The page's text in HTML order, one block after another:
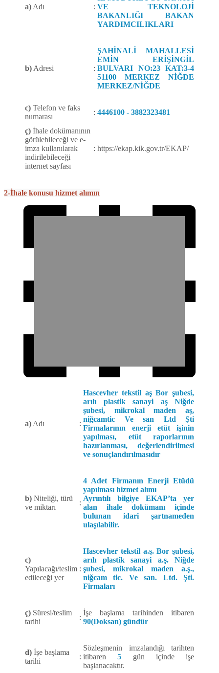
a) Adı : VE TEKNOLOJİ
BAKANLIĞI BAKAN
YARDIMCILIKLARI
b) Adresi :
ŞAHİNALİ MAHALLESİ
EMİN ERİŞİNGİL
BULVARI NO:23 KAT:3-4
51100 MERKEZ NİĞDE
MERKEZ/NİĞDE
c) Telefon ve faks
numarası
: 4446100 - 3882323481
ç) İhale dokümanının
görülebileceği ve e-
imza kullanılarak
indirilebileceği
internet sayfası
: https://ekap.kik.gov.tr/EKAP/
2-İhale konusu hizmet alımın
a) Adı :
Hascevher tekstil aş Bor şubesi,
arılı plastik sanayi aş Niğde
şubesi, mikrokal maden aş,
niğcamtic Ve san Ltd Şti
Firmalarının enerji etüt işinin
yapılması, etüt raporlarının
hazırlanması, değerlendirilmesi
ve sonuçlandırılmasıdır
b) Niteliği, türü
ve miktarı
:
4 Adet Firmanın Enerji Etüdü
yapılması hizmet alımı
Ayrıntılı bilgiye EKAP’ta yer
alan ihale dokümanı içinde
bulunan idari şartnameden
ulaşılabilir.
c)
Yapılacağı/teslim
edileceği yer
:
Hascevher tekstil a.ş. Bor şubesi,
arılı plastik sanayi a.ş. Niğde
şubesi, mikrokal maden a.ş.,
niğcam tic. Ve san. Ltd. Şti.
Firmaları
ç) Süresi/teslim
tarihi
:
İşe başlama tarihinden itibaren
90(Doksan) gündür
d) İşe başlama
tarihi
:
Sözleşmenin imzalandığı tarihten
itibaren5 gün içinde işe
başlanacaktır.